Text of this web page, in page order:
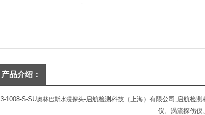
产品介绍：
I3-1008-S-SU奥林巴斯水浸探头-启航检测科技（上海）有限公司;启航检
仪、涡流探伤仪